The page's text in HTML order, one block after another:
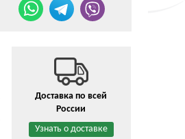
Доставка по всей
России
Узнать о доставке